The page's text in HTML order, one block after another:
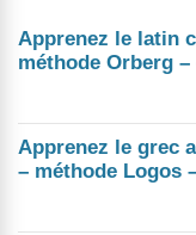
Apprenez le latin
méthode Orberg
Apprenez le grec
– méthode Logos